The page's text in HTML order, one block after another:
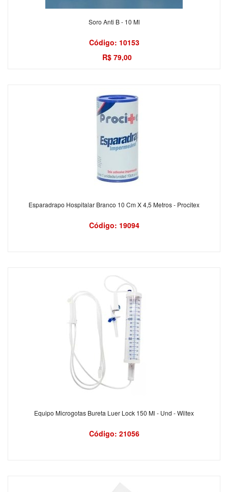
Soro Anti B - 10 Ml
Código: 10153
R$ 79,00
Esparadrapo Hospitalar Branco 10 Cm X 4,5 Metros - Procitex
Código: 19094
Equipo Microgotas Bureta Luer Lock 150 Ml - Und - Wiltex
Código: 21056